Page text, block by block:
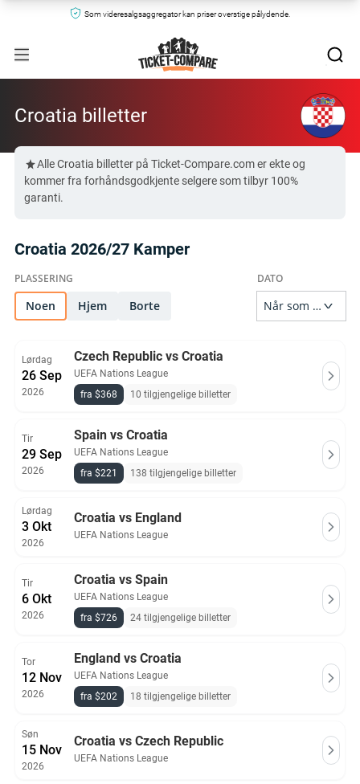
Som videresalgsaggregator kan priser overstige pålydende.
Croatia billetter
Alle Croatia billetter på Ticket-Compare.com er ekte og
kommer fra forhåndsgodkjente selgere som tilbyr 100%
garanti.
Croatia 2026/27 Kamper
Noen Hjem Borte
Lørdag
26 Sep
2026
Czech Republic vs Croatia
UEFA Nations League
fra $368
10 tilgjengelige billetter
Tir
29 Sep
2026
Spain vs Croatia
UEFA Nations League
fra $221
138 tilgjengelige billetter
Lørdag
3 Okt
2026
Croatia vs England
UEFA Nations League
Tir
6 Okt
2026
Croatia vs Spain
UEFA Nations League
fra $726
24 tilgjengelige billetter
Tor
12 Nov
2026
England vs Croatia
UEFA Nations League
fra $202
18 tilgjengelige billetter
Søn
15 Nov
2026
Croatia vs Czech Republic
UEFA Nations League